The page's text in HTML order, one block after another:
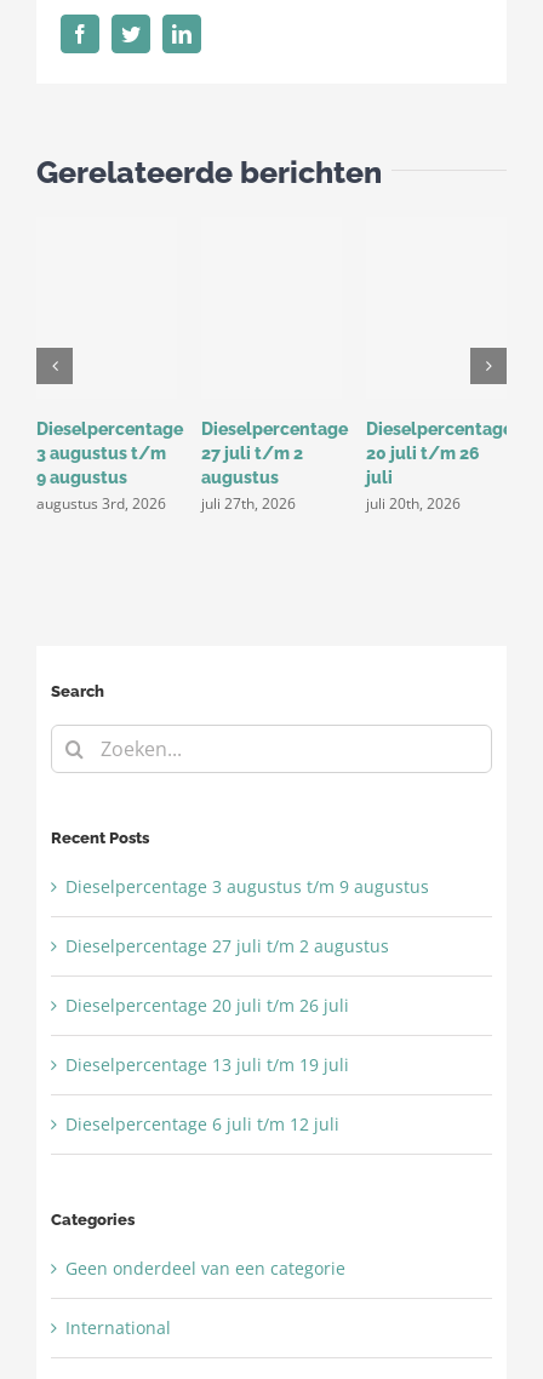
FacebookTwitterLinkedIn
Gerelateerde berichten
Dieselpercentage
3 augustus t/m
9 augustus
augustus 3rd, 2026
Dieselpercentage
27 juli t/m 2
augustus
juli 27th, 2026
Dieselpercentage
20 juli t/m 26
juli
juli 20th, 2026
Search
Zoeken
naar:
Recent Posts
Dieselpercentage 3 augustus t/m 9 augustus
Dieselpercentage 27 juli t/m 2 augustus
Dieselpercentage 20 juli t/m 26 juli
Dieselpercentage 13 juli t/m 19 juli
Dieselpercentage 6 juli t/m 12 juli
Categories
Geen onderdeel van een categorie
International